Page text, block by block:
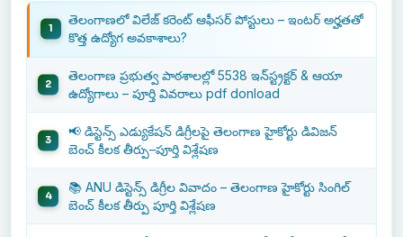
తెలంగాణలో విలేజ్ కరెంట్ ఆఫీసర్ పోస్టులు – ఇంటర్ అర్హతతో
కొత్త ఉద్యోగ అవకాశాలు?
తెలంగాణ ప్రభుత్వ పాఠశాలల్లో 5538 ఇన్‌స్ట్రక్టర్ & ఆయా
ఉద్యోగాలు – పూర్తి వివరాలు pdf donload
📢 డిస్టెన్స్ ఎడ్యుకేషన్ డిగ్రీలపై తెలంగాణ హైకోర్టు డివిజన్
బెంచ్ కీలక తీర్పు–పూర్తి విశ్లేషణ
📚 ANU డిస్టెన్స్ డిగ్రీల వివాదం – తెలంగాణ హైకోర్టు సింగిల్
బెంచ్ కీలక తీర్పు పూర్తి విశ్లేషణ